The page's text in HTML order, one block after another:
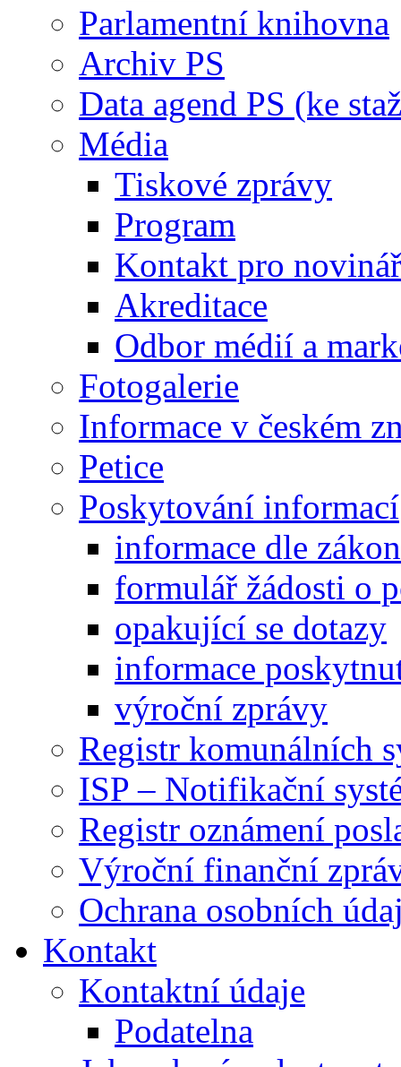
Parlamentní knihovna
Archiv PS
Data agend PS (ke
Média
Tiskové zprávy
Program
Kontakt pro
Akreditace
Odbor médií a
Fotogalerie
Informace v českém
Petice
Poskytování informací
informace dle
formulář žádosti o
opakující se dotazy
informace
výroční zprávy
Registr komunálních
ISP – Notifikační
Registr oznámení
Výroční finanční
Ochrana osobních
Kontakt
Kontaktní údaje
Podatelna